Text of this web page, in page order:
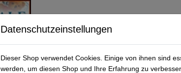
Datenschutzeinstellungen
Dieser Shop verwendet Cookies. Einige von ihnen sind
werden, um diesen Shop und Ihre Erfahrung zu